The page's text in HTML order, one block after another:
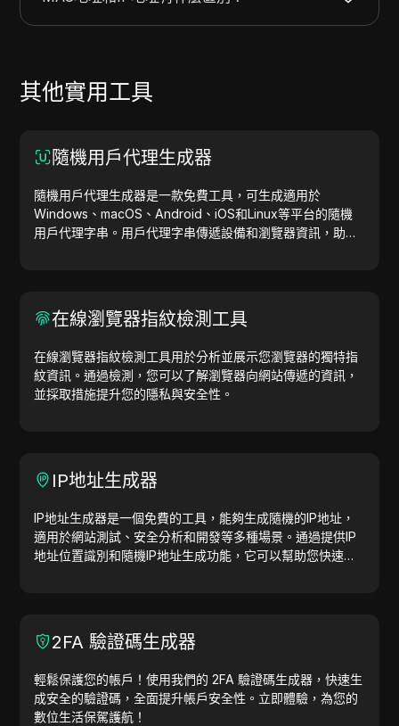
其他實用工具
隨機用戶代理生成器
隨機用戶代理生成器是一款免費工具，可生成適用於
Windows、macOS、Android、iOS和Linux等平台的隨機
用戶代理字串。用戶代理字串傳遞設備和瀏覽器資訊，助力
在線瀏覽器指紋檢測工具
在線瀏覽器指紋檢測工具用於分析並展示您瀏覽器的獨特指
紋資訊。通過檢測，您可以了解瀏覽器向網站傳遞的資訊，
並採取措施提升您的隱私與安全性。
IP地址生成器
IP地址生成器是一個免費的工具，能夠生成隨機的IP地址，
適用於網站測試、安全分析和開發等多種場景。通過提供IP
地址位置識別和隨機IP地址生成功能，它可以幫助您快速生
2FA 驗證碼生成器
輕鬆保護您的帳戶！使用我們的 2FA 驗證碼生成器，快速生
成安全的驗證碼，全面提升帳戶安全性。立即體驗，為您的
數位生活保駕護航！